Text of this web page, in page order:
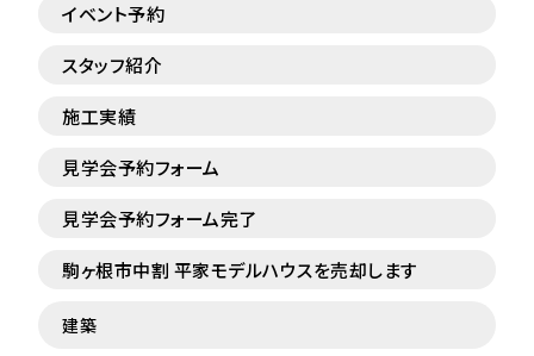
イベント予約
スタッフ紹介
施工実績
見学会予約フォーム
見学会予約フォーム完了
駒ヶ根市中割 平家モデルハウスを売却します
建築